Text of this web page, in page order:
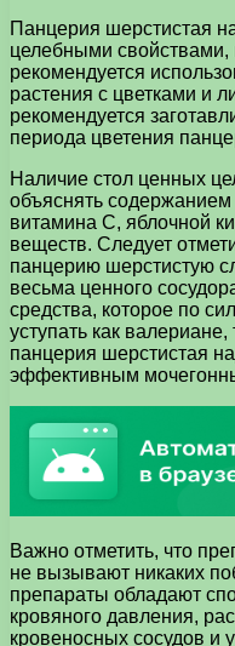
Панцерия шерстистая
целебными свойствами,
рекомендуется
растения с цветками и
рекомендуется
периода цветения
Наличие стол ценных
объяснять содержанием
витамина С, яблочной
веществ. Следует
панцерию шерстистую
весьма ценного
средства, которое по
уступать как
панцерия шерстистая
эффективным
Важно отметить, что
не вызывают никаких
препараты обладают
кровяного давления,
кровеносных сосудов и